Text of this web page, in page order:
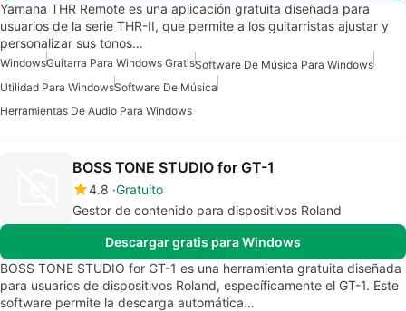
Yamaha THR Remote es una aplicación gratuita diseñada para
usuarios de la serie THR-II, que permite a los guitarristas ajustar y
personalizar sus tonos…
WindowsGuitarra Para Windows GratisSoftware De Música Para Windows
Utilidad Para WindowsSoftware De Música
Herramientas De Audio Para Windows
BOSS TONE STUDIO for GT-1
4.8 Gratuito
Gestor de contenido para dispositivos Roland
Descargar gratis para Windows
BOSS TONE STUDIO for GT-1 es una herramienta gratuita diseñada
para usuarios de dispositivos Roland, específicamente el GT-1. Este
software permite la descarga automática…